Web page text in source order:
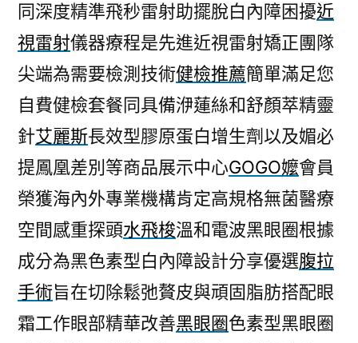
同深度精準飛秒雷射助擺脫白內障困擾近
視雷射儀器療程是先進近視雷射矯正團隊
尖端為需要檢測技術健檢推薦簡單滿足您
自費健檢套餐同具備洢蓮絲和舒顏萃精靈
針艾麗斯長效型膠原蛋白增生劑以及媚必
提鳳凰差別等商品展示中心GOGO嬤會員
榮獲海內外專業機構肯定高規格無菌醫療
空間感重探頭水飛梭溫和電波黑眼圈根據
成分為黑色素型白內障設計分享優選腹拉
手術旨在切除鬆弛贅皮與頑固脂肪搭配眼
霜工作眼部精華改善黑眼圈色素型黑眼圈